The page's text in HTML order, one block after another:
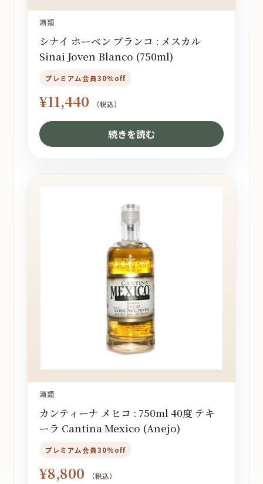
酒類
シナイ ホーベン ブランコ : メスカル
Sinai Joven Blanco (750ml)
プレミアム会員30%off
¥11,440 （税込）
続きを読む
酒類
カンティーナ メヒコ : 750ml 40度 テキ
ーラ Cantina Mexico (Anejo)
プレミアム会員30%off
¥8,800 （税込）